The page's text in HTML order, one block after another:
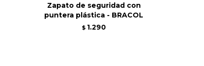
Zapato de seguridad con
puntera plástica - BRACOL
$ 1.290